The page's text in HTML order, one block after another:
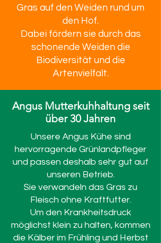
Gras auf den Weiden rund um
den Hof.
Dabei fördern sie durch das
schonende Weiden die
Biodiversität und die
Artenvielfalt.
Angus Mutterkuhhaltung seit
über30 Jahren
Unsere Angus Kühe sind
hervorragende Grünlandpfleger
und passen deshalb sehr gut auf
unseren Betrieb.
Sie verwandeln das Gras zu
Fleisch ohne Kraftfutter.
Um den Krankheitsdruck
möglichst klein zu halten, kommen
die Kälber im Frühling und Herbst